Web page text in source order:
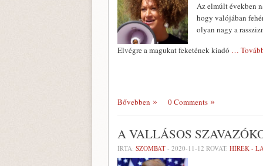
Az elmúlt években
hogy valójában
olyan nagy a
Elvégre a magukat feketének kiadó …
Bővebben 0 Comments
A VALLÁSOS
ÍRTA: SZOMBAT - 2020-11-12 ROVAT: HÍREK -